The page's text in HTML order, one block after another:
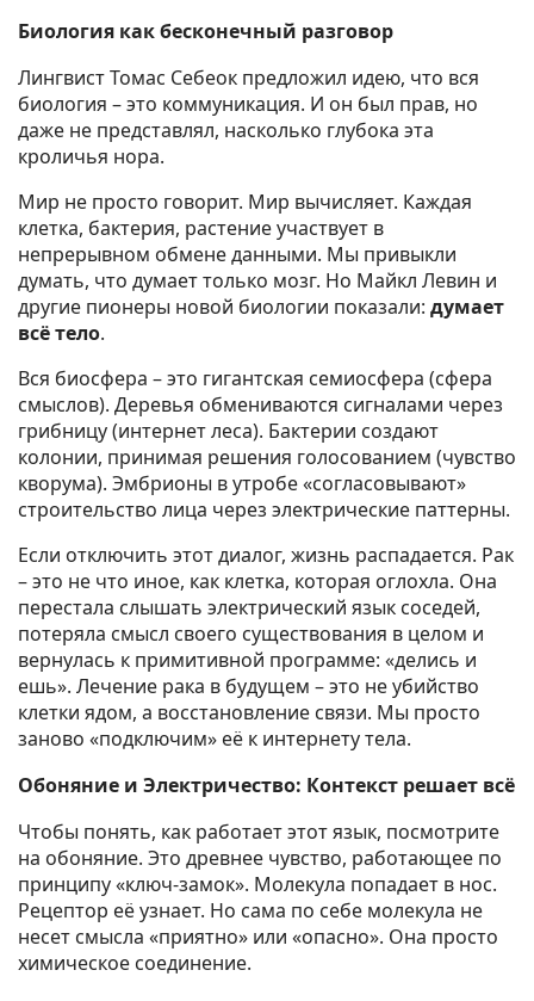
Биология как бесконечный разговор
Лингвист Томас Себеок предложил идею, что вся
биология – это коммуникация. И он был прав, но
даже не представлял, насколько глубока эта
кроличья нора.
Мир не просто говорит. Мир вычисляет. Каждая
клетка, бактерия, растение участвует в
непрерывном обмене данными. Мы привыкли
думать, что думает только мозг. Но Майкл Левин и
другие пионеры новой биологии показали: думает
всё тело.
Вся биосфера – это гигантская семиосфера (сфера
смыслов). Деревья обмениваются сигналами через
грибницу (интернет леса). Бактерии создают
колонии, принимая решения голосованием (чувство
кворума). Эмбрионы в утробе «согласовывают»
строительство лица через электрические паттерны.
Если отключить этот диалог, жизнь распадается. Рак
– это не что иное, как клетка, которая оглохла. Она
перестала слышать электрический язык соседей,
потеряла смысл своего существования в целом и
вернулась к примитивной программе: «делись и
ешь». Лечение рака в будущем – это не убийство
клетки ядом, а восстановление связи. Мы просто
заново «подключим» её к интернету тела.
Обоняние и Электричество: Контекст решает всё
Чтобы понять, как работает этот язык, посмотрите
на обоняние. Это древнее чувство, работающее по
принципу «ключ-замок». Молекула попадает в нос.
Рецептор её узнает. Но сама по себе молекула не
несет смысла «приятно» или «опасно». Она просто
химическое соединение.